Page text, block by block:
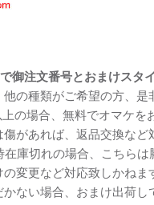
御注文番号とおまけスタ
の種類がご希望の方、是
の場合、無料でオマケ
があれば、返品交換など
庫切れの場合、こちら
変更など対応致しかねま
ない場合、おまけ出荷し